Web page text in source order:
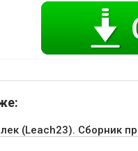
(Leach23). Сборник